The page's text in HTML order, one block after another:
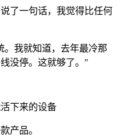
了一句话，我觉得比任何
。我就知道，去年最冷那
没停。这就够了。"
下来的设备
产品。